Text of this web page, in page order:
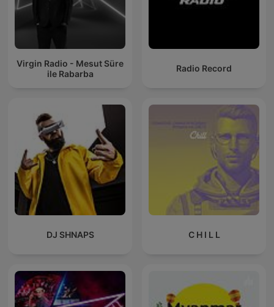
Virgin Radio - Mesut Süre
ile Rabarba
Radio Record
DJ SHNAPS C H I L L